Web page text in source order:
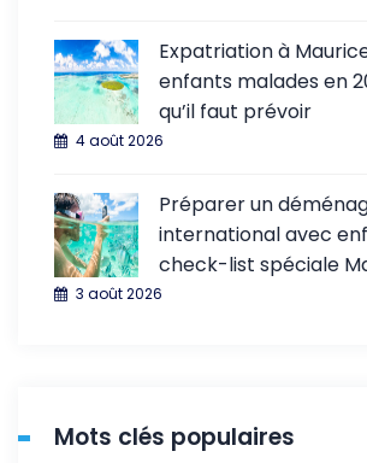
Expatriation à
enfants malades en
qu’il faut prévoir
4 août 2026
Préparer un
international avec
check-list spéciale
3 août 2026
Mots clés populaires